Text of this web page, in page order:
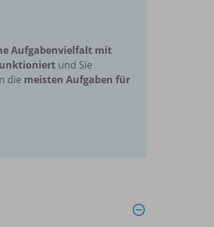
Aufgabenvielfalt mit
und Sie
die meisten Aufgaben für